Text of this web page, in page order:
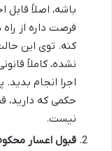
باشه، اصلاً
فرصت داره از
کنه. توی این
نشده، کاملاً
اجرا انجام
حکمی که دارید،
نیست.
قبول اعسار